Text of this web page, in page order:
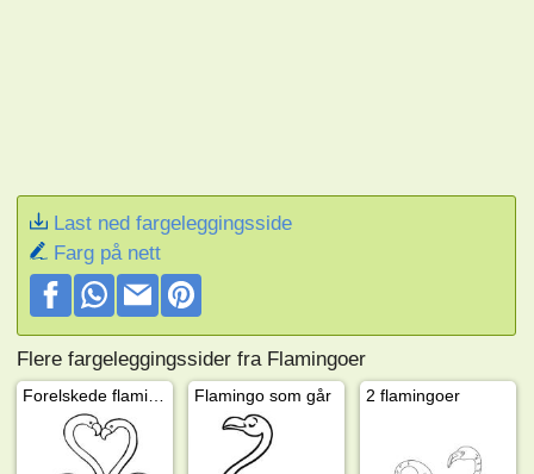
Last ned fargeleggingsside
Farg på nett
Flere fargeleggingssider fra Flamingoer
Flamingo som går 2 flamingoer